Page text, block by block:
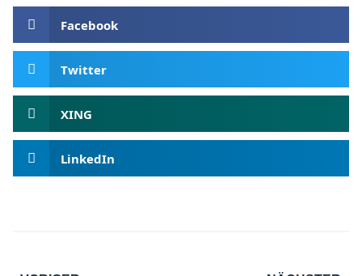
Facebook
Twitter
XING
LinkedIn